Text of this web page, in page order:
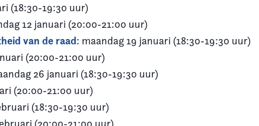
(18:30-19:30 uur)
12 januari (20:00-21:00 uur)
van de raad: maandag 19 januari (18:30-19:30 uur)
(20:00-21:00 uur)
26 januari (18:30-19:30 uur)
(20:00-21:00 uur)
(18:30-19:30 uur)
(20:00-21:00 uur)